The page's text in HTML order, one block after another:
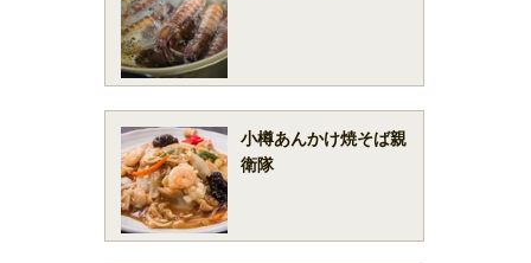
小樽あんかけ焼そば親
衛隊